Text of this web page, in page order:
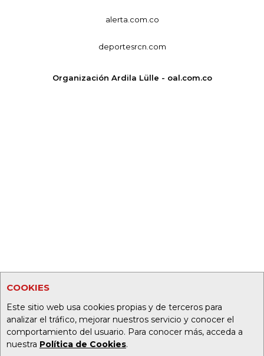
COOKIES
Este sitio web usa cookies propias y de terceros para
analizar el tráfico, mejorar nuestros servicio y conocer el
comportamiento del usuario. Para conocer más, acceda a
nuestra Política de Cookies.
alerta.com.co
deportesrcn.com
Organización Ardila Lülle - oal.com.co